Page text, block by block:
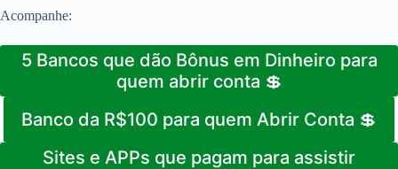
Acompanhe:
5 Bancos que dão Bônus em Dinheiro para
quem abrir conta 💲
Banco da R$100 para quem Abrir Conta 💲
Sites e APPs que pagam para assistir